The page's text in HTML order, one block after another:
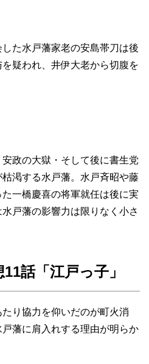
た水戸藩家老の安島帯刀は後
疑われ、井伊大老から切腹を
政の大獄・そして後に書生党
渇する水戸藩。水戸斉昭や藤
一橋慶喜の将軍就任は後に実
戸藩の影響力は限りなく小さ
話「江戸っ子」
り協力を仰いだのが町火消
戸藩に肩入れする理由が明らか